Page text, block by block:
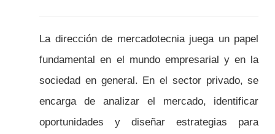
La dirección de mercadotecnia juega un papel
fundamental en el mundo empresarial y en la
sociedad en general. En el sector privado, se
encarga de analizar el mercado, identificar
oportunidades y diseñar estrategias para